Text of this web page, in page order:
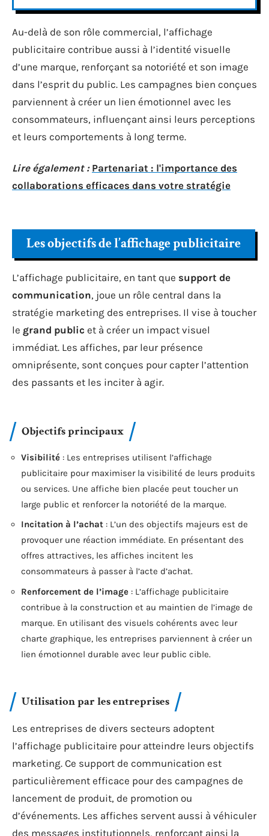
Au-delà de son rôle commercial, l’affichage
publicitaire contribue aussi à l’identité visuelle
d’une marque, renforçant sa notoriété et son image
dans l’esprit du public. Les campagnes bien conçues
parviennent à créer un lien émotionnel avec les
consommateurs, influençant ainsi leurs perceptions
et leurs comportements à long terme.
Lire également : Partenariat : l'importance des
collaborations efficaces dans votre stratégie
Les objectifs de l’affichage publicitaire
L’affichage publicitaire, en tant que support de
communication, joue un rôle central dans la
stratégie marketing des entreprises. Il vise à toucher
le grand public et à créer un impact visuel
immédiat. Les affiches, par leur présence
omniprésente, sont conçues pour capter l’attention
des passants et les inciter à agir.
Objectifs principaux
Visibilité : Les entreprises utilisent l’affichage
publicitaire pour maximiser la visibilité de leurs produits
ou services. Une affiche bien placée peut toucher un
large public et renforcer la notoriété de la marque.
Incitation à l’achat : L’un des objectifs majeurs est de
provoquer une réaction immédiate. En présentant des
offres attractives, les affiches incitent les
consommateurs à passer à l’acte d’achat.
Renforcement de l’image : L’affichage publicitaire
contribue à la construction et au maintien de l’image de
marque. En utilisant des visuels cohérents avec leur
charte graphique, les entreprises parviennent à créer un
lien émotionnel durable avec leur public cible.
Utilisation par les entreprises
Les entreprises de divers secteurs adoptent
l’affichage publicitaire pour atteindre leurs objectifs
marketing. Ce support de communication est
particulièrement efficace pour des campagnes de
lancement de produit, de promotion ou
d’événements. Les affiches servent aussi à véhiculer
des messages institutionnels, renforçant ainsi la